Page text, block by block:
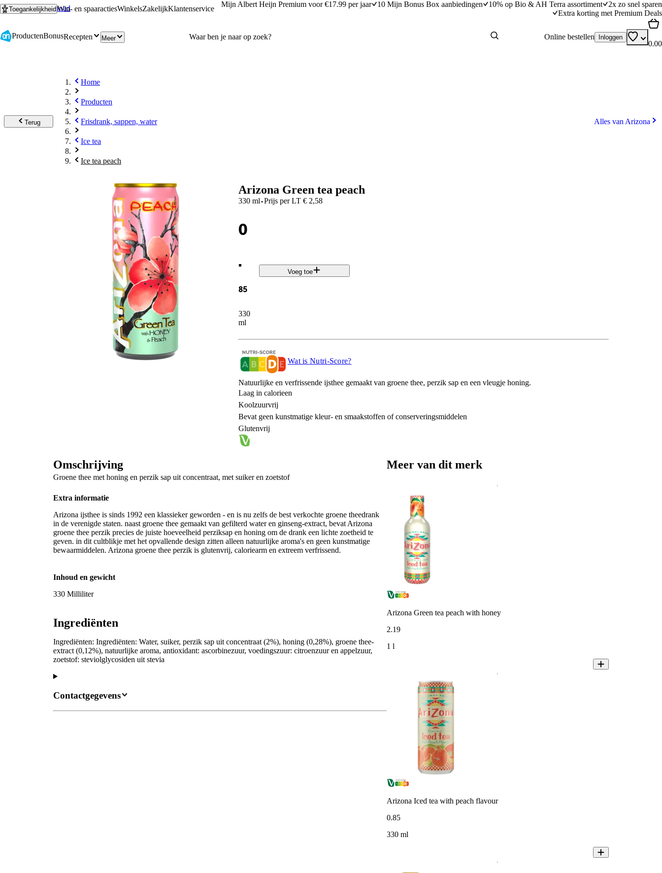
Ga naar hoofdinhoud
Ga naar zoeken
ToegankelijkheidWin- en spaaractiesWinkelsZakelijkKlantenservice
Mijn Albert Heijn Premium voor €17.99 per jaar 10 Mijn Bonus Box aanbiedingen 10% op Bio & AH Terra assortiment
2x zo snel sparen
Extra korting met Premium Deals
ProductenBonusRecepten Meer Online bestellen Inloggen
0.00
Terug
Home
Producten
Frisdrank, sappen, water
Ice tea
Ice tea peach
Alles van Arizona
Arizona Green tea peach
330 ml·Prijs per LT€ 2,58
0
.
85
330
ml
Voeg toe
Wat is Nutri-Score?
Natuurlijke en verfrissende ijsthee gemaakt van groene thee, perzik sap en een vleugje honing.
Laag in calorieen
Koolzuurvrij
Bevat geen kunstmatige kleur- en smaakstoffen of conserveringsmiddelen
Glutenvrij
Omschrijving
Groene thee met honing en perzik sap uit concentraat, met suiker en zoetstof
Extra informatie
Arizona ijsthee is sinds 1992 een klassieker geworden - en is nu zelfs de best verkochte groene theedrank
in de verenigde staten. naast groene thee gemaakt van gefilterd water en ginseng-extract, bevat Arizona
groene thee perzik precies de juiste hoeveelheid perziksap en honing om de drank een lichte zoetheid te
geven. in dit cultblikje met het opvallende design zitten alleen natuurlijke aroma's en geen kunstmatige
bewaarmiddelen. Arizona groene thee perzik is glutenvrij, caloriearm en extreem verfrissend.
Inhoud en gewicht
330 Milliliter
Ingrediënten
Ingrediënten: Ingrediënten: Water, suiker, perzik sap uit concentraat (2%), honing (0,28%), groene thee-
extract (0,12%), natuurlijke aroma, antioxidant: ascorbinezuur, voedingszuur: citroenzuur en appelzuur,
zoetstof: steviolglycosiden uit stevia
Contactgegevens
Meer van dit merk
Arizona Green tea peach with honey
2.19
1 l
Arizona Iced tea with peach flavour
0.85
330 ml